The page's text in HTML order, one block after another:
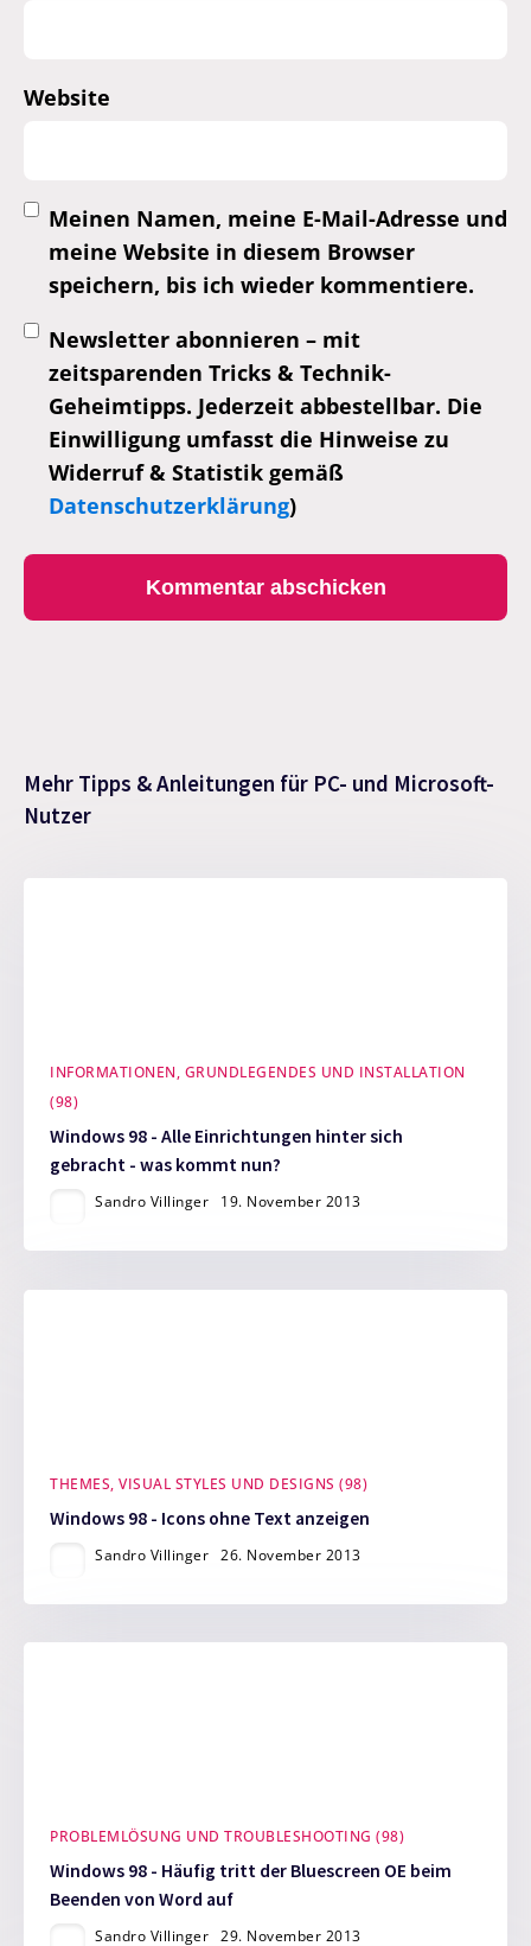
Website
Meinen Namen, meine E-Mail-Adresse und
meine Website in diesem Browser
speichern, bis ich wieder kommentiere.
Newsletter abonnieren – mit
zeitsparenden Tricks & Technik-
Geheimtipps. Jederzeit abbestellbar. Die
Einwilligung umfasst die Hinweise zu
Widerruf & Statistik gemäß
Datenschutzerklärung)
Mehr Tipps & Anleitungen für PC- und Microsoft-
Nutzer
INFORMATIONEN, GRUNDLEGENDES UND INSTALLATION
(98)
Windows 98 - Alle Einrichtungen hinter sich
gebracht - was kommt nun?
Sandro Villinger 19. November 2013
THEMES, VISUAL STYLES UND DESIGNS (98)
Windows 98 - Icons ohne Text anzeigen
Sandro Villinger 26. November 2013
PROBLEMLÖSUNG UND TROUBLESHOOTING (98)
Windows 98 - Häufig tritt der Bluescreen OE beim
Beenden von Word auf
Sandro Villinger 29. November 2013